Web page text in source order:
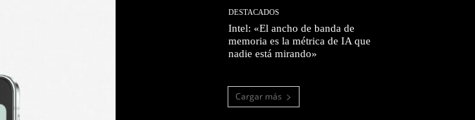
DESTACADOS
Intel: «El ancho de banda de
memoria es la métrica de IA que
nadie está mirando»
Cargar más